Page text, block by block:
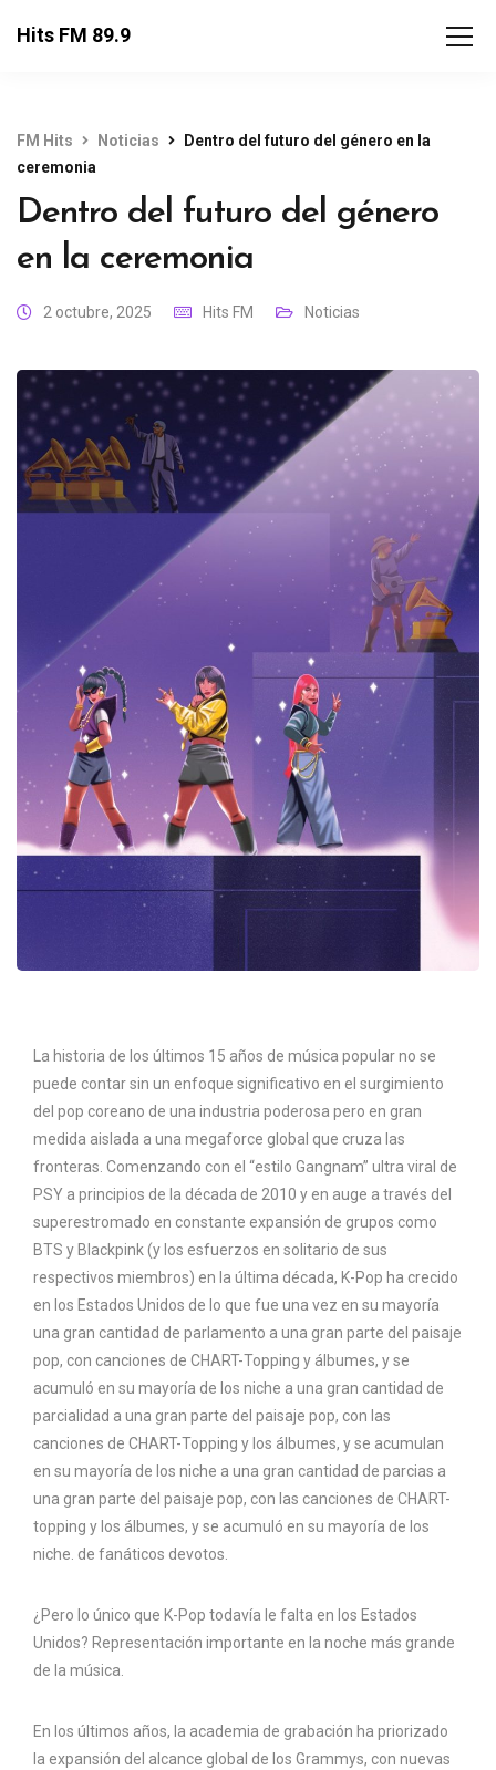
Hits FM 89.9
FM Hits Noticias
Dentro del futuro del género en la
ceremonia
Dentro del futuro del género
en la ceremonia
2 octubre, 2025 Hits FM Noticias
La historia de los últimos 15 años de música popular no se
puede contar sin un enfoque significativo en el surgimiento
del pop coreano de una industria poderosa pero en gran
medida aislada a una megaforce global que cruza las
fronteras. Comenzando con el “estilo Gangnam” ultra viral de
PSY a principios de la década de 2010 y en auge a través del
superestromado en constante expansión de grupos como
BTS y Blackpink (y los esfuerzos en solitario de sus
respectivos miembros) en la última década, K-Pop ha crecido
en los Estados Unidos de lo que fue una vez en su mayoría
una gran cantidad de parlamento a una gran parte del paisaje
pop, con canciones de CHART-Topping y álbumes, y se
acumuló en su mayoría de los niche a una gran cantidad de
parcialidad a una gran parte del paisaje pop, con las
canciones de CHART-Topping y los álbumes, y se acumulan
en su mayoría de los niche a una gran cantidad de parcias a
una gran parte del paisaje pop, con las canciones de CHART-
topping y los álbumes, y se acumuló en su mayoría de los
niche. de fanáticos devotos.
¿Pero lo único que K-Pop todavía le falta en los Estados
Unidos? Representación importante en la noche más grande
de la música.
En los últimos años, la academia de grabación ha priorizado
la expansión del alcance global de los Grammys, con nuevas